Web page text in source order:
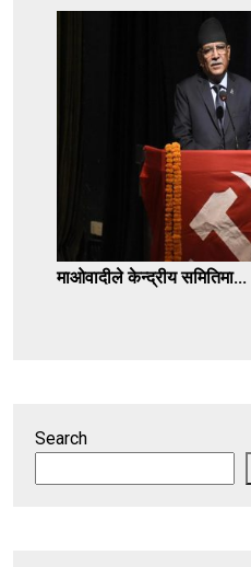
माओवादीले केन्द्रीय समितिमा...
Search